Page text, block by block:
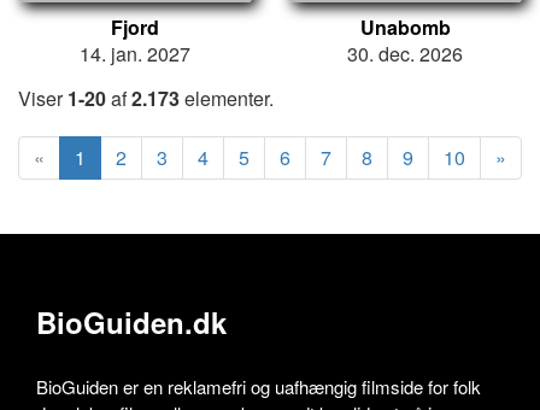
Fjord
14. jan. 2027
Unabomb
30. dec. 2026
Viser1-20af2.173elementer.
« 1 2 3 4 5 6 7 8 9 10 »
BioGuiden.dk
BioGuiden er en reklamefri og uafhængig filmside for folk